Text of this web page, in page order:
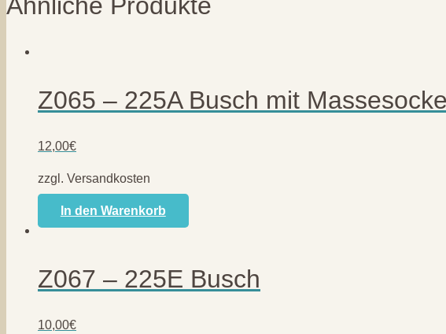
Ähnliche Produkte
Z065 – 225A Busch mit
12,00€
zzgl. Versandkosten
In den Warenkorb
Z067 – 225E Busch
10,00€